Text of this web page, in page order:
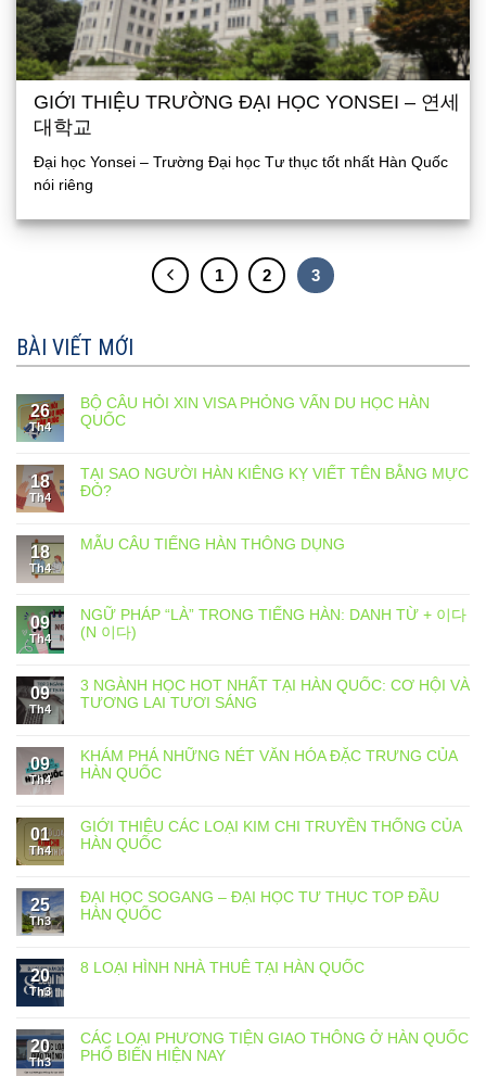
GIỚI THIỆU TRƯỜNG ĐẠI HỌC YONSEI – 연세
대학교
Đại học Yonsei – Trường Đại học Tư thục tốt nhất Hàn Quốc
nói riêng
1 2 3
BÀI VIẾT MỚI
26
Th4
BỘ CÂU HỎI XIN VISA PHỎNG VẤN DU HỌC HÀN
QUỐC
18
Th4
TẠI SAO NGƯỜI HÀN KIÊNG KỴ VIẾT TÊN BẰNG MỰC
ĐỎ?
18
Th4
MẪU CÂU TIẾNG HÀN THÔNG DỤNG
09
Th4
NGỮ PHÁP “LÀ” TRONG TIẾNG HÀN: DANH TỪ + 이다
(N 이다)
09
Th4
3 NGÀNH HỌC HOT NHẤT TẠI HÀN QUỐC: CƠ HỘI VÀ
TƯƠNG LAI TƯƠI SÁNG
09
Th4
KHÁM PHÁ NHỮNG NÉT VĂN HÓA ĐẶC TRƯNG CỦA
HÀN QUỐC
01
Th4
GIỚI THIỆU CÁC LOẠI KIM CHI TRUYỀN THỐNG CỦA
HÀN QUỐC
25
Th3
ĐẠI HỌC SOGANG – ĐẠI HỌC TƯ THỤC TOP ĐẦU
HÀN QUỐC
20
Th3
8 LOẠI HÌNH NHÀ THUÊ TẠI HÀN QUỐC
20
Th3
CÁC LOẠI PHƯƠNG TIỆN GIAO THÔNG Ở HÀN QUỐC
PHỔ BIẾN HIỆN NAY